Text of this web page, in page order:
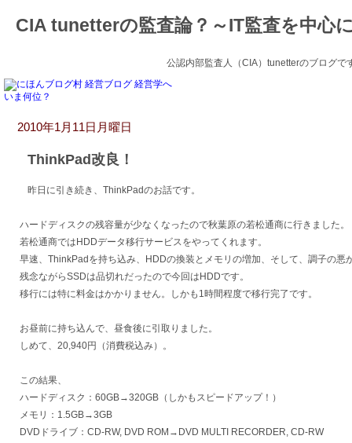
CIA tunetterの監査論？～IT監査を中心
公認内部監査人（CIA）tunetterのブログで
いま何位？
2010年1月11日月曜日
ThinkPad改良！
昨日に引き続き、ThinkPadのお話です。
ハードディスクの残容量が少なくなったので秋葉原の若松通商に行きました。
若松通商ではHDDデータ移行サービスをやってくれます。
早速、ThinkPadを持ち込み、HDDの換装とメモリの増加、そして、調子の悪
残念ながらSSDは品切れだったので今回はHDDです。
移行には特に料金はかかりません。しかも1時間程度で移行完了です。
お昼前に持ち込んで、昼食後に引取りました。
しめて、20,940円（消費税込み）。
この結果、
ハードディスク：60GB→320GB（しかもスピードアップ！）
メモリ：1.5GB→3GB
DVDドライブ：CD-RW, DVD ROM→DVD MULTI RECORDER, CD-RW